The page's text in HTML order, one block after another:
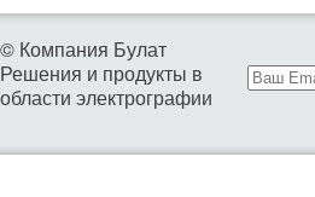
© Компания Булат
Решения и продукты в
области электрографии